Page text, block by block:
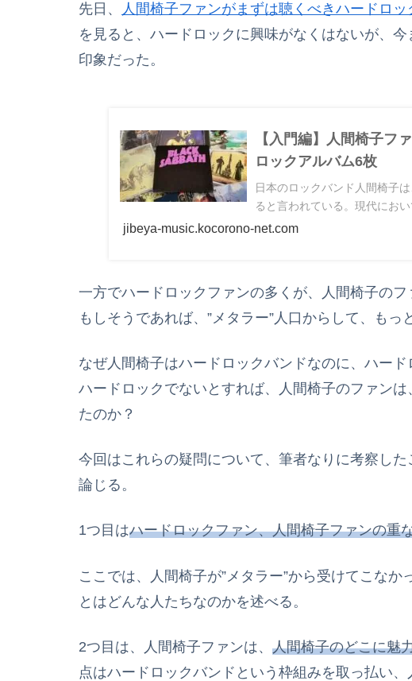
先日、 人間椅子ファンがまずは聴くべきハードロ
を見ると、ハードロックに興味がなくはないが、
印象だった。
【入門編】人間椅子フ
ロックアルバム6枚
日本のロックバンド人間椅子
ると言われている。現代にお
jibeya-music.kocorono-net.com
一方でハードロックファンの多くが、人間椅子のフ
もしそうであれば、”メタラー”人口からして、もっ
なぜ人間椅子はハードロックバンドなのに、ハー
ハードロックでないとすれば、人間椅子のファン
たのか？
今回はこれらの疑問について、筆者なりに考察し
論じる。
1つ目はハードロックファン、人間椅子ファンの重
ここでは、人間椅子が”メタラー”から受けてこな
とはどんな人たちなのかを述べる。
2つ目は、人間椅子ファンは、 人間椅子のどこに魅
点はハードロックバンドという枠組みを取っ払い